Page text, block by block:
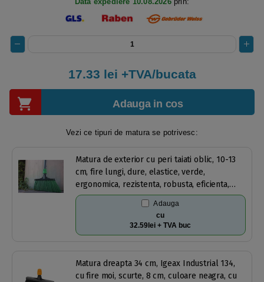
17.33 lei +TVA/bucata
Adauga in cos
Vezi ce tipuri de matura se potrivesc:
Matura de exterior cu peri taiati oblic, 10-13
cm, fire lungi, dure, elastice, verde,
ergonomica, rezistenta, robusta, eficienta,
pentru frunze, pamant, pietre, prindere cu
filet universal, fara maner
Adauga
cu
32.59lei + TVA buc
Matura dreapta 34 cm, Igeax Industrial 134,
cu fire moi, scurte, 8 cm, culoare neagra, cu